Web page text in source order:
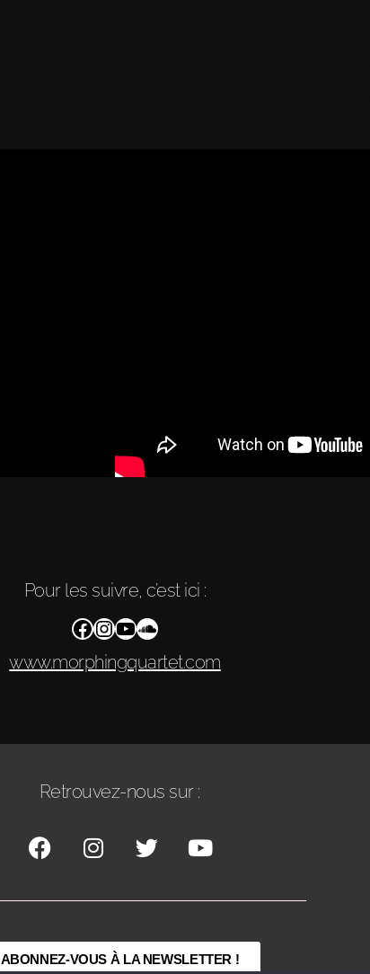
Pour les suivre, c’est ici :
www.morphingquartet.com
Retrouvez-nous sur :
ABONNEZ-VOUS À LA NEWSLETTER !